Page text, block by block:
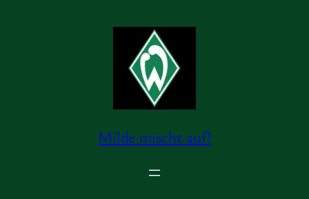
Milde mischt auf!